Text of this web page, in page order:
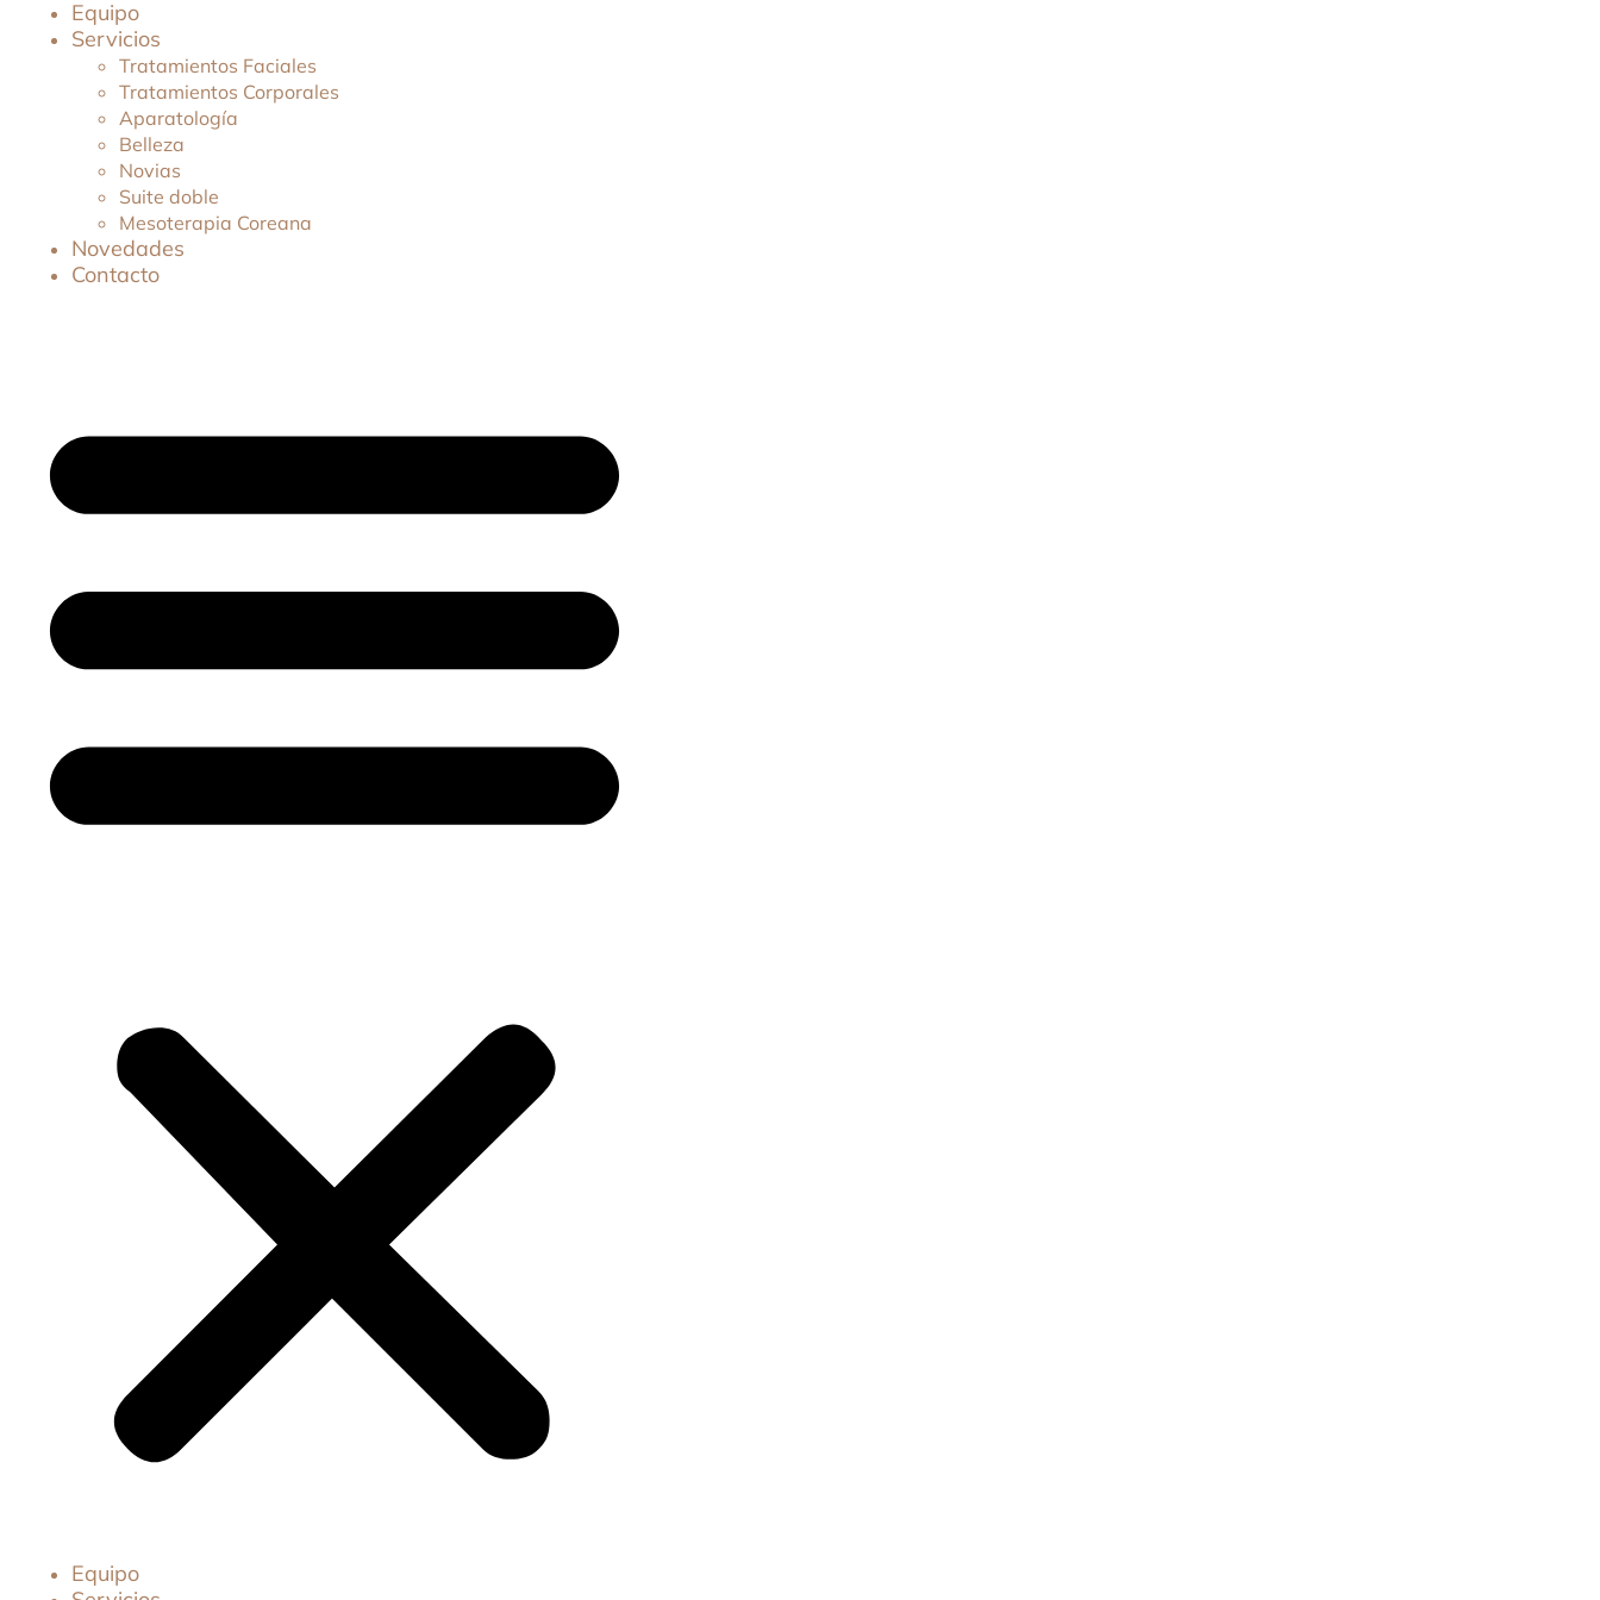
Equipo
Servicios
Tratamientos Faciales
Tratamientos Corporales
Aparatología
Belleza
Novias
Suite doble
Mesoterapia Coreana
Novedades
Contacto
Equipo